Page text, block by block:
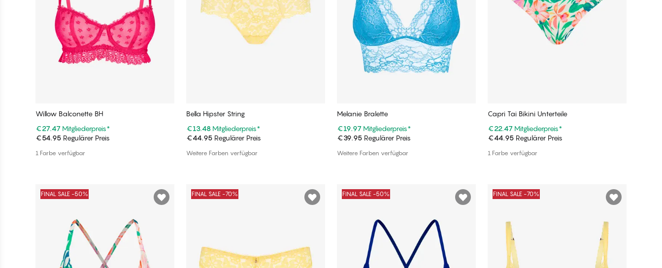
Willow Balconette BH
€27.47 Mitgliederpreis*
€54.95 Regulärer Preis
1 Farbe verfügbar
Bella Hipster String
€13.48 Mitgliederpreis*
€44.95 Regulärer Preis
Weitere Farben verfügbar
Melanie Bralette
€19.97 Mitgliederpreis*
€39.95 Regulärer Preis
Weitere Farben verfügbar
Capri Tai Bikini Unterteile
€22.47 Mitgliederpreis*
€44.95 Regulärer Preis
1 Farbe verfügbar
FINAL SALE -50% FINAL SALE -70% FINAL SALE -50% FINAL SALE -70%